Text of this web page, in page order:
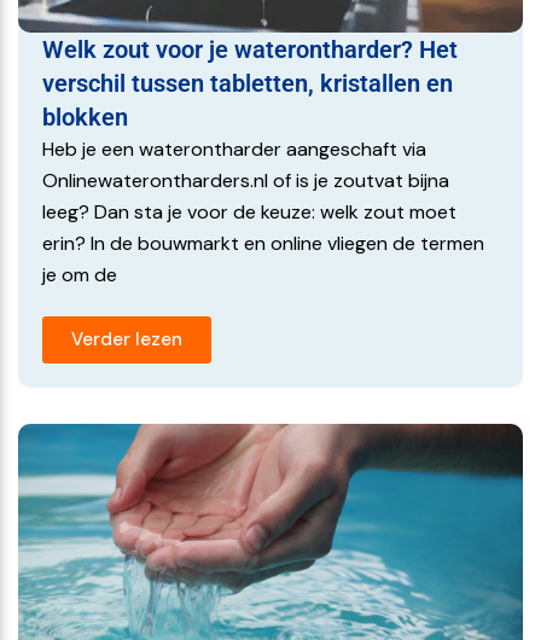
waterontharder bereikt. De bekersifon zorgt voor een
waterslot in de afvoer. Het aanboorzadel maakt het
mogelijk om een aftakking te maken op de bestaande
rioolbuis zonder deze door te zagen. Zie overzicht
hieronder:
Luchtscheider
Bekersifon
Aanboorzadel
Slangklem voor op de luchtafscheider
Wie een waterontharder bestelt inclusief installatie heeft
materialen mee.
Welk zout voor je waterontharder? Het
verschil tussen tabletten, kristallen en
blokken
Heb je een waterontharder aangeschaft via
Onlinewaterontharders.nl of is je zoutvat bijna
leeg? Dan sta je voor de keuze: welk zout moet
erin? In de bouwmarkt en online vliegen de termen
je om de
Verder lezen